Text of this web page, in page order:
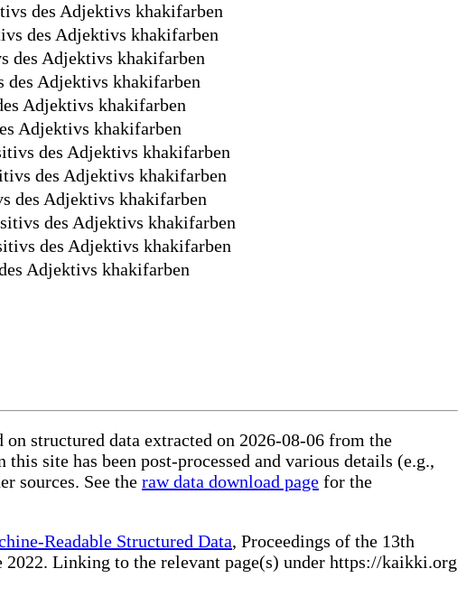
des Adjektivs khakifarben
des Adjektivs khakifarben
des Adjektivs khakifarben
des Adjektivs khakifarben
Adjektivs khakifarben
Adjektivs khakifarben
des Adjektivs khakifarben
des Adjektivs khakifarben
des Adjektivs khakifarben
des Adjektivs khakifarben
des Adjektivs khakifarben
Adjektivs khakifarben
structured data extracted on 2026-08-06 from the
this site has been post-processed and various details (e.g.,
sources. See the raw data download page for the
Readable Structured Data, Proceedings of the 13th
2022. Linking to the relevant page(s) under https://kaikki.org